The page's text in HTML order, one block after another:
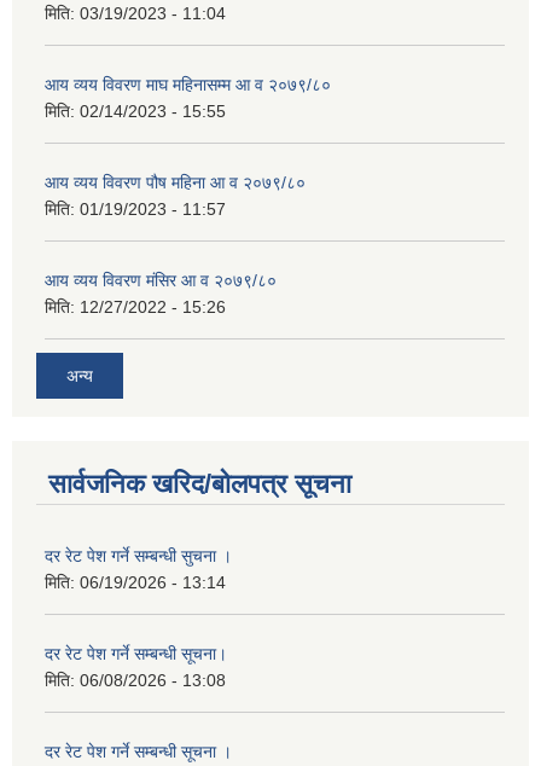
मिति: 03/19/2023 - 11:04
आय व्यय विवरण माघ महिनासम्म आ व २०७९/८०
मिति: 02/14/2023 - 15:55
आय व्यय विवरण पौष महिना आ व २०७९/८०
मिति: 01/19/2023 - 11:57
आय व्यय विवरण मंसिर आ व २०७९/८०
मिति: 12/27/2022 - 15:26
अन्य
सार्वजनिक खरिद/बोलपत्र सूचना
दर रेट पेश गर्ने सम्बन्धी सुचना ।
मिति: 06/19/2026 - 13:14
दर रेट पेश गर्ने सम्बन्धी सूचना।
मिति: 06/08/2026 - 13:08
दर रेट पेश गर्ने सम्बन्धी सूचना ।